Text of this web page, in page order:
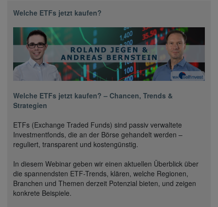
Welche ETFs jetzt kaufen?
Welche ETFs jetzt kaufen? – Chancen, Trends &
Strategien
ETFs (Exchange Traded Funds) sind passiv verwaltete
Investmentfonds, die an der Börse gehandelt werden –
reguliert, transparent und kostengünstig.
In diesem Webinar geben wir einen aktuellen Überblick über
die spannendsten ETF-Trends, klären, welche Regionen,
Branchen und Themen derzeit Potenzial bieten, und zeigen
konkrete Beispiele.